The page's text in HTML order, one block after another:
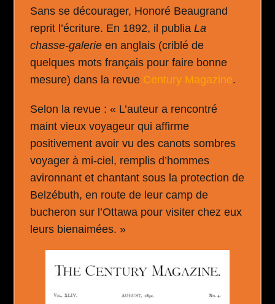
Sans se décourager, Honoré Beaugrand
reprit l’écriture. En 1892, il publiaLa
chasse-galerie en anglais (criblé de
quelques mots français pour faire bonne
mesure) dans la revue Century Magazine.
Selon la revue : « L’auteur a rencontré
maint vieux voyageur qui affirme
positivement avoir vu des canots sombres
voyager à mi-ciel, remplis d’hommes
avironnant et chantant sous la protection de
Belzébuth, en route de leur camp de
bucheron sur l’Ottawa pour visiter chez eux
leurs bienaimées. »